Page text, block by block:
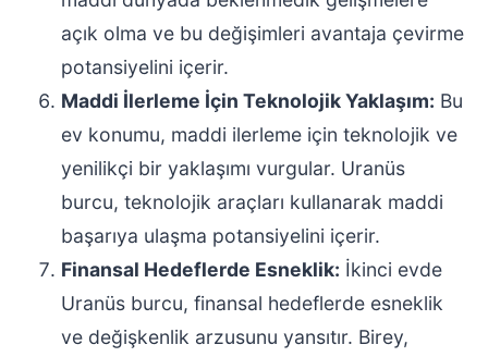
açık olma ve bu değişimleri avantaja çevirme
potansiyelini içerir.
Maddi İlerleme İçin Teknolojik Yaklaşım: Bu
ev konumu, maddi ilerleme için teknolojik ve
yenilikçi bir yaklaşımı vurgular. Uranüs
burcu, teknolojik araçları kullanarak maddi
başarıya ulaşma potansiyelini içerir.
Finansal Hedeflerde Esneklik: İkinci evde
Uranüs burcu, finansal hedeflerde esneklik
ve değişkenlik arzusunu yansıtır. Birey,